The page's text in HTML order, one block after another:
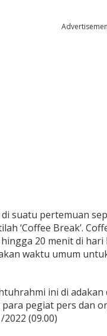
suatu pertemuan
‘Coffee Break’.
20 menit di
waktu umum
ini di
pegiat pers dan
(09.00)